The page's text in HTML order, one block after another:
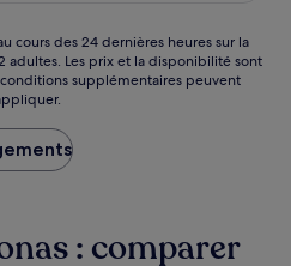
83 €
cours des 24 dernières heures sur la
adultes. Les prix et la disponibilité sont
supplémentaires peuvent
: comparer